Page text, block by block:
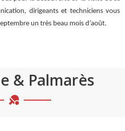
dirigeants et techniciens vous
un très beau mois d’août.
& Palmarès